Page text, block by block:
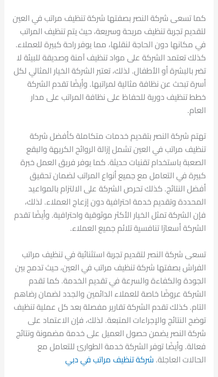
كما تسعى شركة النصر بصفتها شركة تنظيف مراتب في العين
لتقديم تجربة تنظيف مريحة وسريعة، حيث يتم تنظيف المراتب
في مكانها دون الحاجة لنقلها، مما يوفر راحة كبيرة للعملاء.
كذلك تعتمد الشركة على مواد تنظيف آمنة وصديقة للبيئة لا
تضر بالبشرة أو الأطفال. لذلك، تعتبر الشركة الخيار المثالي لكل
أسرة تبحث عن نظافة مثالية لمراتبها. وأيضًا تقدم الشركة
خطط تنظيف دورية للحفاظ على نظافة المراتب على مدار
العام.
تهتم شركة النصر بتقديم خدمات متكاملة كأفضل شركة
تنظيف مراتب في العين تشمل إزالة الروائح الكريهة والبقع
الصعبة باستخدام تقنيات حديثة. كما يوفر فريق العمل خبرة
كبيرة في التعامل مع جميع أنواع المراتب لضمان تحقيق
أفضل النتائج. كذلك تحرص الشركة على الالتزام بالمواعيد
المحددة وتقديم خدمة احترافية دون إزعاج العملاء. لذلك،
فإن الشركة تمثل الخيار الأكثر موثوقية واحترافية. وأيضًا تقدم
الشركة أسعارًا تنافسية تلائم جميع العملاء.
تسعى شركة النصر لتقديم تجربة استثنائية في تنظيف مراتب
الفراش بصفتها شركة تنظيف مراتب في العين، حيث تدمج بين
الجودة والكفاءة والسرعة في تقديم الخدمة. كما تقدم
الشركة عروضًا خاصة للعملاء الدائمين والجدد لضمان رضاهم
التام. كذلك تقدم الشركة تقارير مفصلة بعد كل عملية تنظيف
توضح النتائج والإجراءات المتبعة. لذلك، فإن الاعتماد على
شركة النصر يضمن حصول العميل على خدمة مضمونة ونتائج
فعالة. وأيضًا توفر الشركة خدمة الطوارئ للتعامل مع
الحالات العاجلة. شركة تنظيف مراتب في دبي